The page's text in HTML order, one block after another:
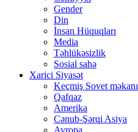
Gender
Din
İnsan Hüquqları
Media
Təhlükəsizlik
Sosial sahə
Xarici Siyasət
Keçmiş Sovet məkanı
Qafqaz
Amerika
Cənub-Şərqi Asiya
Avropa